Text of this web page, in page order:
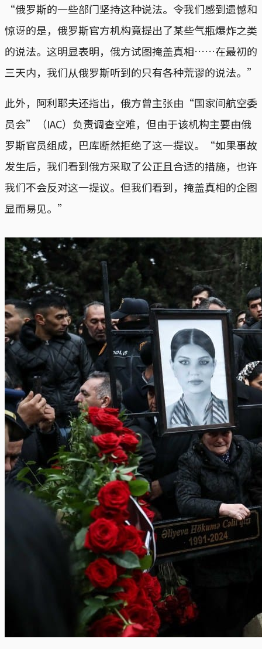
“俄罗斯的一些部门坚持这种说法。令我们感到遗憾和
惊讶的是，俄罗斯官方机构竟提出了某些气瓶爆炸之类
的说法。这明显表明，俄方试图掩盖真相……在最初的
三天内，我们从俄罗斯听到的只有各种荒谬的说法。”
此外，阿利耶夫还指出，俄方曾主张由“国家间航空委
员会”（IAC）负责调查空难，但由于该机构主要由俄
罗斯官员组成，巴库断然拒绝了这一提议。“如果事故
发生后，我们看到俄方采取了公正且合适的措施，也许
我们不会反对这一提议。但我们看到，掩盖真相的企图
显而易见。”